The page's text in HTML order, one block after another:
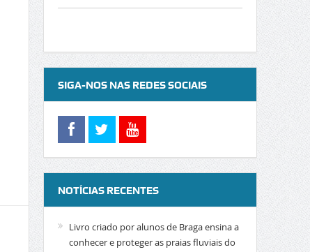
SIGA-NOS NAS REDES SOCIAIS
NOTÍCIAS RECENTES
Livro criado por alunos de Braga ensina a
conhecer e proteger as praias fluviais do